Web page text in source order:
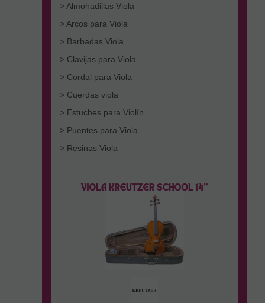
> Almohadillas Viola
> Arcos para Viola
> Barbadas Viola
> Clavijas para Viola
> Cordal para Viola
> Cuerdas viola
> Estuches para Violín
> Puentes para Viola
> Resinas Viola